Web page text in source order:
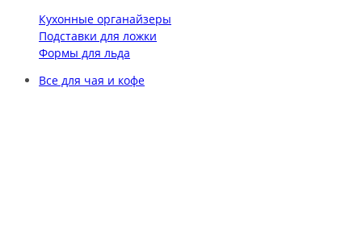
Кухонные органайзеры
Подставки для ложки
Формы для льда
Все для чая и кофе